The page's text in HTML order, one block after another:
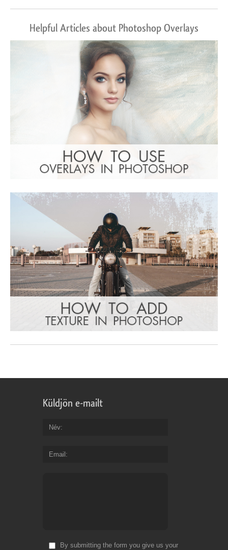
Helpful Articles about Photoshop Overlays
Küldjön e-mailt
Név
Email
By submitting the form you give us your